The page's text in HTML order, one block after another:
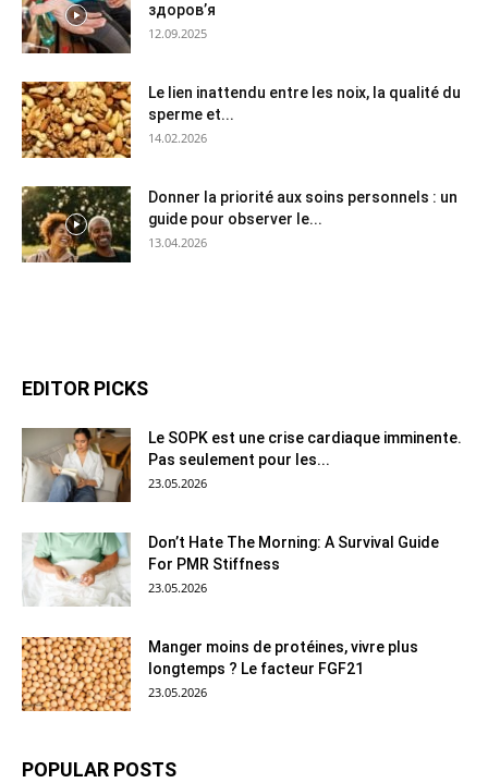
здоров’я
12.09.2025
Le lien inattendu entre les noix, la qualité du
sperme et...
14.02.2026
Donner la priorité aux soins personnels : un
guide pour observer le...
13.04.2026
EDITOR PICKS
Le SOPK est une crise cardiaque imminente.
Pas seulement pour les...
23.05.2026
Don’t Hate The Morning: A Survival Guide
For PMR Stiffness
23.05.2026
Manger moins de protéines, vivre plus
longtemps ? Le facteur FGF21
23.05.2026
POPULAR POSTS